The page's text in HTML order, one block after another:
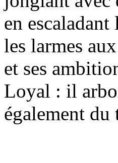
en
les larmes
et ses
Loyal : il
également du